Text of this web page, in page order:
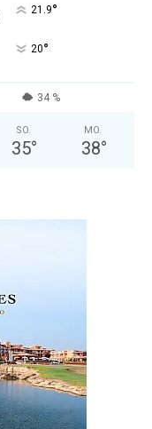
21.9°
20°
34 %
SO.
35°
MO.
38°